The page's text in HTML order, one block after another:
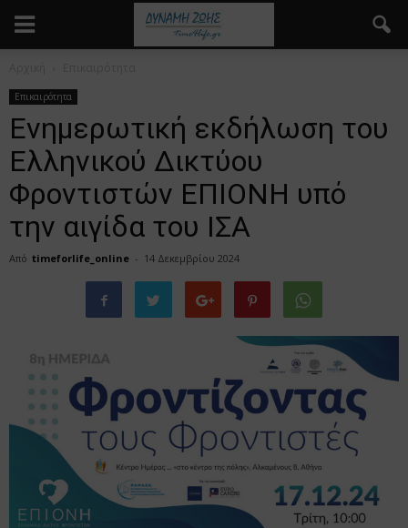
Επικαιρότητα
Ενημερωτική εκδήλωση του
Ελληνικού Δικτύου
Φροντιστών ΕΠΙΟΝΗ υπό
την αιγίδα του ΙΣΑ
Από timeforlife_online - 14 Δεκεμβρίου 2024